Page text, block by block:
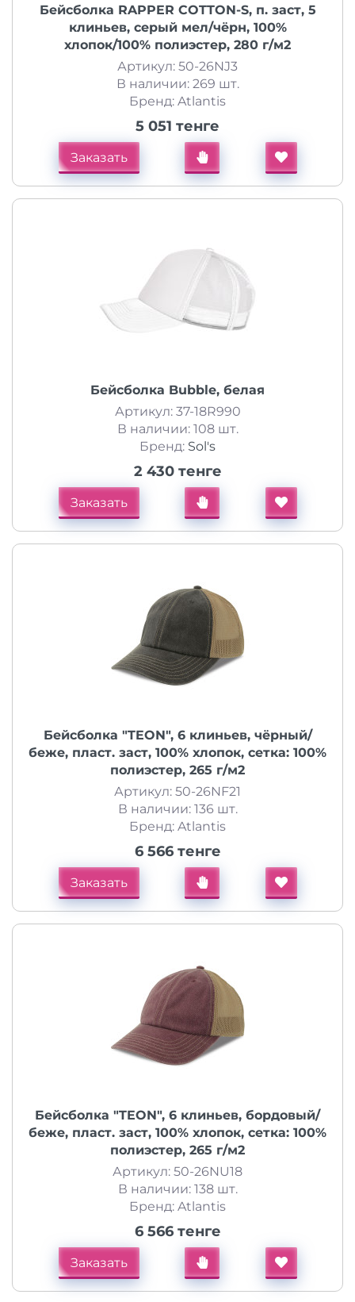
Бейсболка RAPPER COTTON-S, п. заст, 5
клиньев, серый мел/чёрн, 100%
хлопок/100% полиэстер, 280 г/м2
Артикул: 50-26NJ3
В наличии: 269 шт.
Бренд: Atlantis
5 051 тенге
Заказать
Бейсболка Bubble, белая
Артикул: 37-18R990
В наличии: 108 шт.
Бренд: Sol's
2 430 тенге
Заказать
Бейсболка "TEON", 6 клиньев, чёрный/
беже, пласт. заст, 100% хлопок, сетка: 100%
полиэстер, 265 г/м2
Артикул: 50-26NF21
В наличии: 136 шт.
Бренд: Atlantis
6 566 тенге
Заказать
Бейсболка "TEON", 6 клиньев, бордовый/
беже, пласт. заст, 100% хлопок, сетка: 100%
полиэстер, 265 г/м2
Артикул: 50-26NU18
В наличии: 138 шт.
Бренд: Atlantis
6 566 тенге
Заказать